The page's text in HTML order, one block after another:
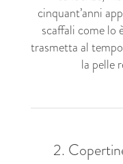
cinquant’anni
scaffali come lo
trasmetta al
la pelle
2.